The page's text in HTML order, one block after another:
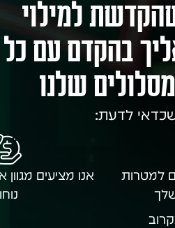
למילוי
בהקדם עם כל
שלנו
לדעת:
למטרות
אנו מציעים